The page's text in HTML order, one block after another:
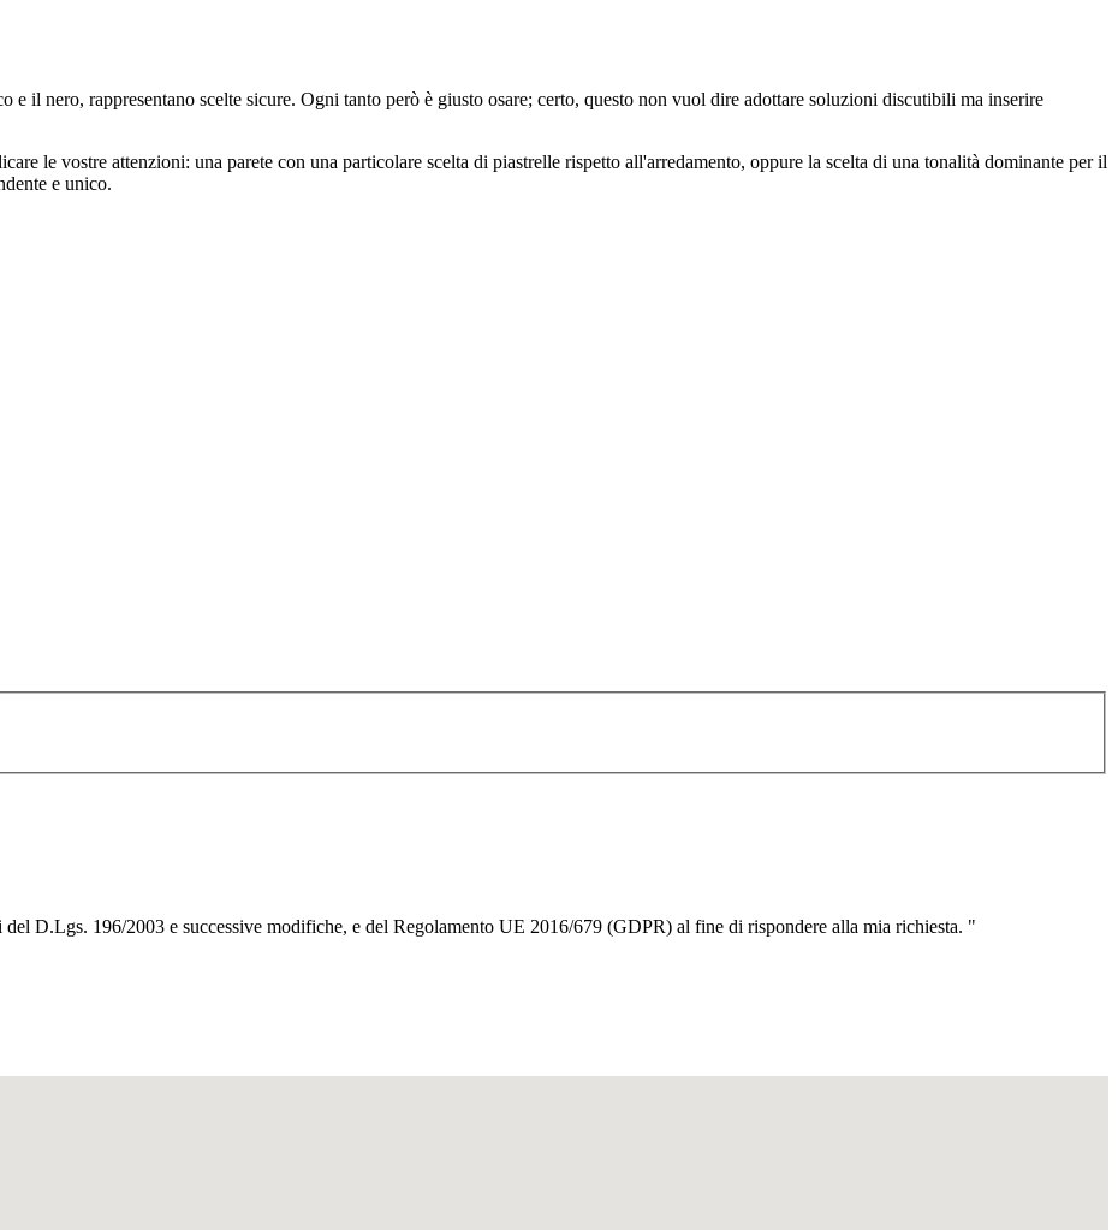
il nero, rappresentano scelte sicure. Ogni tanto però è giusto osare; certo, questo non vuol dire adottare soluzioni discutibili ma inserire
le vostre attenzioni: una parete con una particolare scelta di piastrelle rispetto all'arredamento, oppure la scelta di una tonalità dominante per il
e unico.
D.Lgs. 196/2003 e successive modifiche, e del Regolamento UE 2016/679 (GDPR) al fine di rispondere alla mia richiesta. "